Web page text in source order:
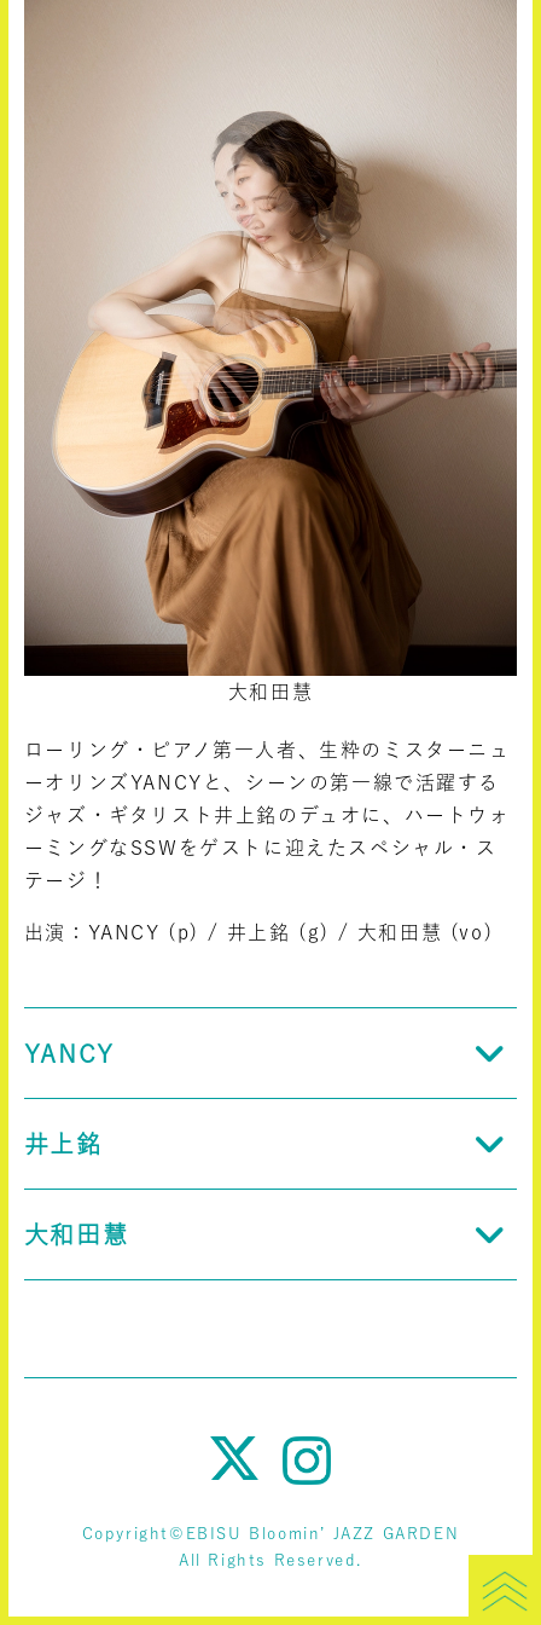
大和田慧
ローリング・ピアノ第一人者、生粋のミスターニュ
ーオリンズYANCYと、シーンの第一線で活躍する
ジャズ・ギタリスト井上銘のデュオに、ハートウォ
ーミングなSSWをゲストに迎えたスペシャル・ス
テージ！
出演：YANCY (p) / 井上銘 (g) / 大和田慧 (vo)
YANCY
井上銘
大和田慧
Copyright©EBISU Bloomin’ JAZZ GARDEN
All Rights Reserved.